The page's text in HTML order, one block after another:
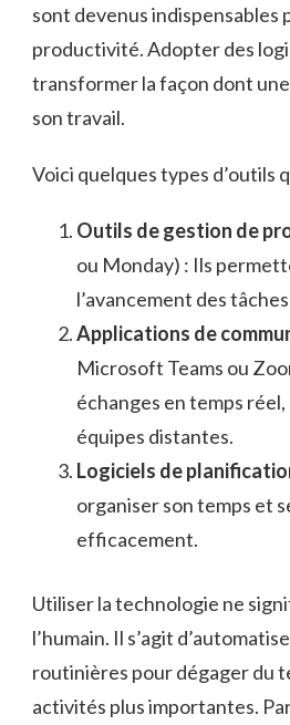
sont devenus indispensables
productivité. Adopter des
transformer la façon dont
son travail.
Voici quelques types d’outils
Outils de gestion de
ou Monday) : Ils
l’avancement des
Applications de
Microsoft Teams ou
échanges en temps
équipes distantes.
Logiciels de
organiser son temps et
efficacement.
Utiliser la technologie ne
l’humain. Il s’agit
routinières pour dégager du
activités plus importantes.